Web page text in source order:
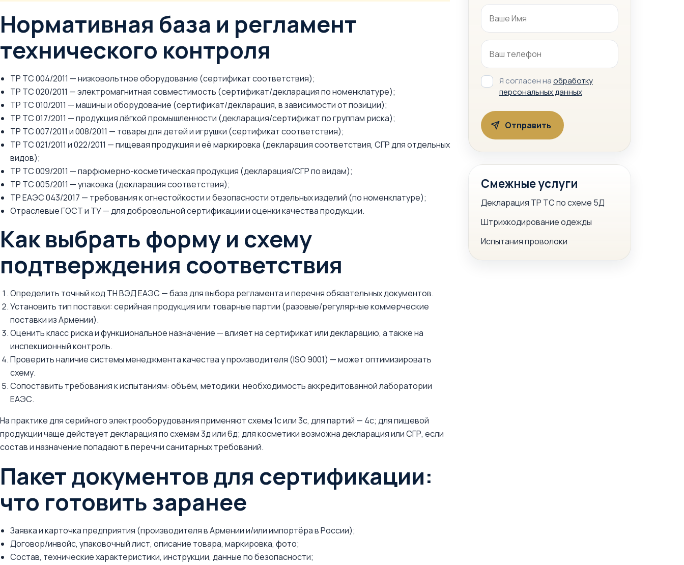
Нормативная база и регламент
технического контроля
ТР ТС 004/2011 — низковольтное оборудование (сертификат соответствия);
ТР ТС 020/2011 — электромагнитная совместимость (сертификат/декларация по номенклатуре);
ТР ТС 010/2011 — машины и оборудование (сертификат/декларация, в зависимости от позиции);
ТР ТС 017/2011 — продукция лёгкой промышленности (декларация/сертификат по группам риска);
ТР ТС 007/2011 и 008/2011 — товары для детей и игрушки (сертификат соответствия);
ТР ТС 021/2011 и 022/2011 — пищевая продукция и её маркировка (декларация соответствия, СГР для отдельных
видов);
ТР ТС 009/2011 — парфюмерно-косметическая продукция (декларация/СГР по видам);
ТР ТС 005/2011 — упаковка (декларация соответствия);
ТР ЕАЭС 043/2017 — требования к огнестойкости и безопасности отдельных изделий (по номенклатуре);
Отраслевые ГОСТ и ТУ — для добровольной сертификации и оценки качества продукции.
Как выбрать форму и схему
подтверждения соответствия
Определить точный код ТН ВЭД ЕАЭС — база для выбора регламента и перечня обязательных документов.
Установить тип поставки: серийная продукция или товарные партии (разовые/регулярные коммерческие
поставки из Армении).
Оценить класс риска и функциональное назначение — влияет на сертификат или декларацию, а также на
инспекционный контроль.
Проверить наличие системы менеджмента качества у производителя (ISO 9001) — может оптимизировать
схему.
Сопоставить требования к испытаниям: объём, методики, необходимость аккредитованной лаборатории
ЕАЭС.
На практике для серийного электрооборудования применяют схемы 1с или 3с, для партий — 4с; для пищевой
продукции чаще действует декларация по схемам 3д или 6д; для косметики возможна декларация или СГР, если
состав и назначение попадают в перечни санитарных требований.
Пакет документов для сертификации:
что готовить заранее
Заявка и карточка предприятия (производителя в Армении и/или импортёра в России);
Договор/инвойс, упаковочный лист, описание товара, маркировка, фото;
Состав, технические характеристики, инструкции, данные по безопасности;
Я согласен наобработку
персональных данных
Смежные услуги
Декларация ТР ТС по схеме 5Д
Штрихкодирование одежды
Испытания проволоки